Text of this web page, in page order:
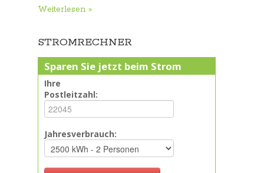
Weiterlesen »
STROMRECHNER
Sparen Sie jetzt beim Strom
Ihre
Postleitzahl:
Jahresverbrauch: